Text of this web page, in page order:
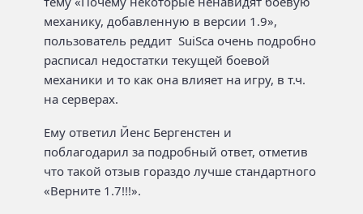
механику, добавленную в версии 1.9»,
пользователь реддит SuiSca очень подробно
расписал недостатки текущей боевой
механики и то как она влияет на игру, в т.ч.
на серверах.
Ему ответил Йенс Бергенстен и
поблагодарил за подробный ответ, отметив
что такой отзыв гораздо лучше стандартного
«Верните 1.7!!!».